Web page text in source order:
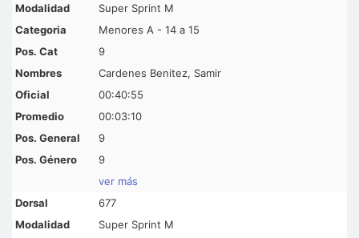
Super Sprint M
Menores A - 14 a 15
9
Cardenes Benitez, Samir
00:40:55
00:03:10
9
9
ver más
677
Super Sprint M